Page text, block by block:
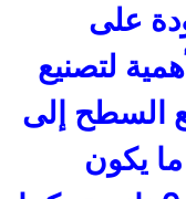
على
لتصنيع
السطح إلى
يكون